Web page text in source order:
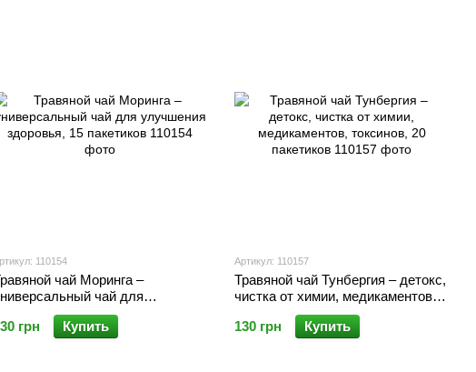
110154
чай Моринга –
чай для
улучшения здоровья, 15
грн Купить
Артикул: 110157
Травяной чай Тунбергия – детокс,
чистка от химии, медикаментов,
токсинов, 20 пакетиков
130 грн
Купить